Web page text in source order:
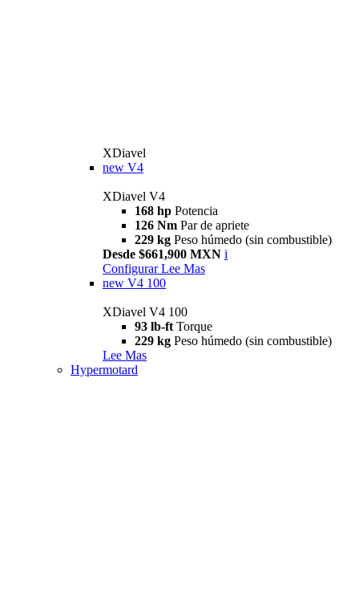
XDiavel
new V4
XDiavel V4
168 hp Potencia
126 Nm Par de apriete
229 kg Peso húmedo (sin combustible)
Desde $661,900 MXN i
Configurar Lee Mas
new V4 100
XDiavel V4 100
93 lb-ft Torque
229 kg Peso húmedo (sin combustible)
Lee Mas
Hypermotard